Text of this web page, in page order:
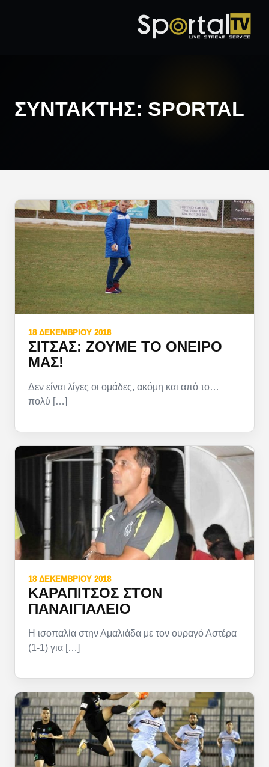
ΣΥΝΤΆΚΤΗΣ: SPORTAL
18 ΔΕΚΕΜΒΡΊΟΥ 2018
ΣΊΤΣΑΣ: ΖΟΎΜΕ ΤΟ ΌΝΕΙΡΌ
ΜΑΣ!
Δεν είναι λίγες οι ομάδες, ακόμη και από το…
πολύ […]
18 ΔΕΚΕΜΒΡΊΟΥ 2018
ΚΑΡΑΠΊΤΣΟΣ ΣΤΟΝ
ΠΑΝΑΙΓΙΆΛΕΙΟ
Η ισοπαλία στην Αμαλιάδα με τον ουραγό Αστέρα
(1-1) για […]